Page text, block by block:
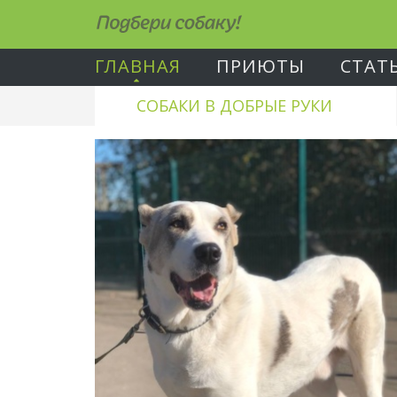
Подбери собаку!
ГЛАВНАЯ ПРИЮТЫ
СОБАКИ В ДОБРЫЕ РУКИ